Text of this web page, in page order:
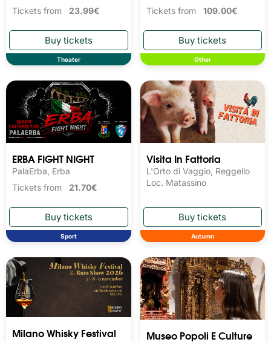
Tickets from 23.99€
Theater
Tickets from 109.00€
Other
ERBA FIGHT NIGHT
PalaErba, Erba
Tickets from 21.70€
Sport
Visita In Fattoria
L'Orto di Vaggio, Reggello
Loc. Matassino
Autumn
Milano Whisky Festival
Museo Popoli E Culture